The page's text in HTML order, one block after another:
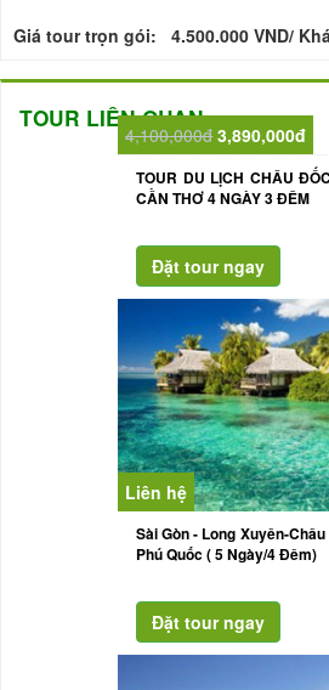
Giá tour trọn gói: 4.500.000 VND/
TOUR LIÊN QUAN
4,100,000đ 3,890,000đ
TOUR DU LỊCH CHÂU
CẦN THƠ 4 NGÀY 3 ĐÊM
Liên hệ
Sài Gòn - Long Xuyên-
Phú Quốc ( 5 Ngày/4 Đêm)